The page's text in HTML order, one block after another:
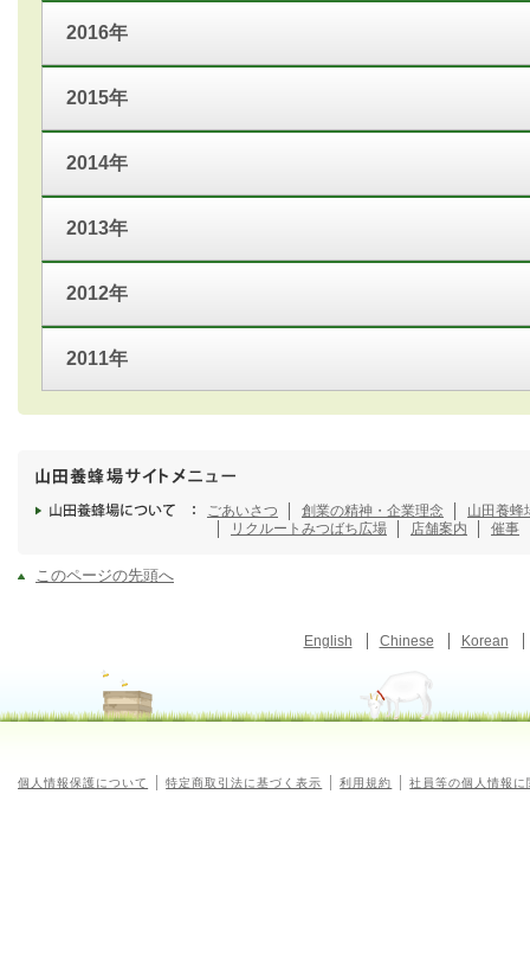
2016年
2015年
2014年
2013年
2012年
2011年
ごあいさつ 創業の精神・企業理念
山田養蜂
リクルート みつばち広場 店舗案内 催事
このページの先頭へ
English Chinese Korean
個人情報保護について 特定商取引法に基づく表示 利用規約 社員等の個人情報